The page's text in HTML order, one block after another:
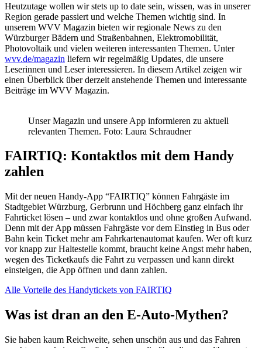
Heutzutage wollen wir stets up to date sein, wissen, was in unserer
Region gerade passiert und welche Themen wichtig sind. In
unserem WVV Magazin bieten wir regionale News zu den
Würzburger Bädern und Straßenbahnen, Elektromobilität,
Photovoltaik und vielen weiteren interessanten Themen. Unter
wvv.de/magazin liefern wir regelmäßig Updates, die unsere
Leserinnen und Leser interessieren. In diesem Artikel zeigen wir
einen Überblick über derzeit anstehende Themen und interessante
Beiträge im WVV Magazin.
Unser Magazin und unsere App informieren zu aktuell
relevanten Themen. Foto: Laura Schraudner
FAIRTIQ: Kontaktlos mit dem Handy
zahlen
Mit der neuen Handy-App “FAIRTIQ” können Fahrgäste im
Stadtgebiet Würzburg, Gerbrunn und Höchberg ganz einfach ihr
Fahrticket lösen – und zwar kontaktlos und ohne großen Aufwand.
Denn mit der App müssen Fahrgäste vor dem Einstieg in Bus oder
Bahn kein Ticket mehr am Fahrkartenautomat kaufen. Wer oft kurz
vor knapp zur Haltestelle kommt, braucht keine Angst mehr haben,
wegen des Ticketkaufs die Fahrt zu verpassen und kann direkt
einsteigen, die App öffnen und dann zahlen.
Alle Vorteile des Handytickets von FAIRTIQ
Was ist dran an den E-Auto-Mythen?
Sie haben kaum Reichweite, sehen unschön aus und das Fahren